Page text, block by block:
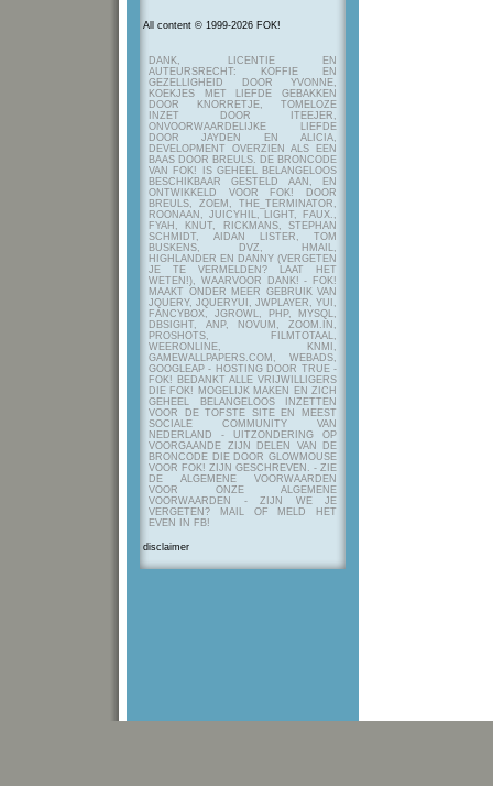
All content © 1999-2026 FOK!
DANK, LICENTIE EN
AUTEURSRECHT: KOFFIE EN
GEZELLIGHEID DOOR YVONNE,
KOEKJES MET LIEFDE GEBAKKEN
DOOR KNORRETJE, TOMELOZE
INZET DOOR ITEEJER,
ONVOORWAARDELIJKE LIEFDE
DOOR JAYDEN EN ALICIA,
DEVELOPMENT OVERZIEN ALS EEN
BAAS DOOR BREULS. DE BRONCODE
VAN FOK! IS GEHEEL BELANGELOOS
BESCHIKBAAR GESTELD AAN, EN
ONTWIKKELD VOOR FOK! DOOR
BREULS, ZOEM, THE_TERMINATOR,
ROONAAN, JUICYHIL, LIGHT, FAUX.,
FYAH, KNUT, RICKMANS, STEPHAN
SCHMIDT, AIDAN LISTER, TOM
BUSKENS, DVZ, HMAIL,
HIGHLANDER EN DANNY (VERGETEN
JE TE VERMELDEN? LAAT HET
WETEN!), WAARVOOR DANK! - FOK!
MAAKT ONDER MEER GEBRUIK VAN
JQUERY, JQUERYUI, JWPLAYER, YUI,
FANCYBOX, JGROWL, PHP, MYSQL,
DBSIGHT, ANP, NOVUM, ZOOM.IN,
PROSHOTS, FILMTOTAAL,
WEERONLINE, KNMI,
GAMEWALLPAPERS.COM, WEBADS,
GOOGLEAP - HOSTING DOOR TRUE -
FOK! BEDANKT ALLE VRIJWILLIGERS
DIE FOK! MOGELIJK MAKEN EN ZICH
GEHEEL BELANGELOOS INZETTEN
VOOR DE TOFSTE SITE EN MEEST
SOCIALE COMMUNITY VAN
NEDERLAND - UITZONDERING OP
VOORGAANDE ZIJN DELEN VAN DE
BRONCODE DIE DOOR GLOWMOUSE
VOOR FOK! ZIJN GESCHREVEN. - ZIE
DE ALGEMENE VOORWAARDEN
VOOR ONZE ALGEMENE
VOORWAARDEN - ZIJN WE JE
VERGETEN? MAIL OF MELD HET
EVEN IN FB!
disclaimer